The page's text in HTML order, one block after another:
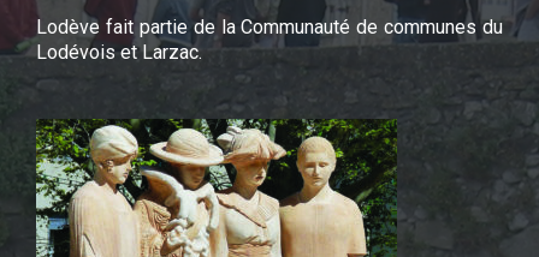
Lodève fait partie de la Communauté de communes du
Lodévois et Larzac.